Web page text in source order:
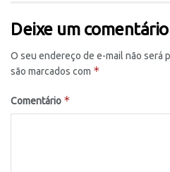
Deixe um comentário
O seu endereço de e-mail não será
são marcados com *
Comentário *